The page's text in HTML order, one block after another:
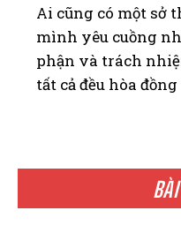
Ai cũng có một sở
mình yêu cuồng
phận và trách
tất cả đều hòa